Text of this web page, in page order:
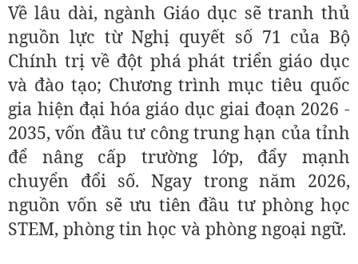
Về lâu dài, ngành Giáo dục sẽ tranh thủ
nguồn lực từ Nghị quyết số 71 của Bộ
Chính trị về đột phá phát triển giáo dục
và đào tạo; Chương trình mục tiêu quốc
gia hiện đại hóa giáo dục giai đoạn 2026 -
2035, vốn đầu tư công trung hạn của tỉnh
để nâng cấp trường lớp, đẩy mạnh
chuyển đổi số. Ngay trong năm 2026,
nguồn vốn sẽ ưu tiên đầu tư phòng học
STEM, phòng tin học và phòng ngoại ngữ.